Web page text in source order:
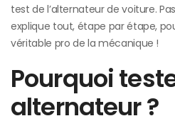
test de l’alternateur de voiture.
explique tout, étape par étape,
véritable pro de la mécanique !
Pourquoi
alternateur ?